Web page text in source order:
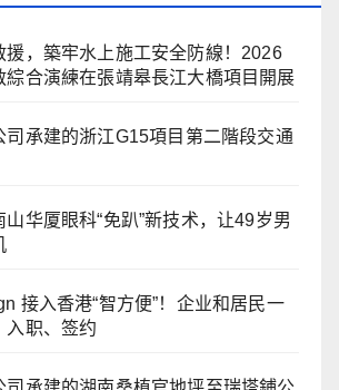
援，築牢水上施工安全防線！2026
綜合演練在張靖皋長江大橋項目開展
司承建的浙江G15項目第二階段交通
华厦眼科“免趴”新技术，让49岁男
接入香港“智方便”！企业和居民一
入职、签约